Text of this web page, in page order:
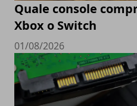
Quale console
Xbox o Switch
01/08/2026